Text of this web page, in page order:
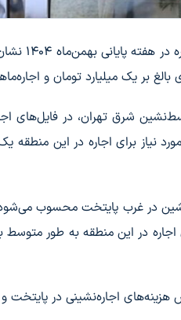
بررسی
اجاره‌نشینی در پایتخت